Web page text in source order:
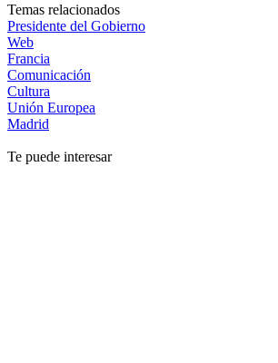
Temas relacionados
Presidente del Gobierno
Web
Francia
Comunicación
Cultura
Unión Europea
Madrid
Te puede interesar